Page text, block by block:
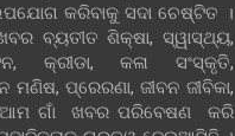
କରିବାକୁ ସଦା ଚେଷ୍ଟିତ ।
ବ୍ୟତୀତ ଶିକ୍ଷା, ସ୍ୱାସ୍ଥ୍ୟ,
କ୍ରୀଡା, କଳା ସଂସ୍କୃତି,
ପ୍ରେରଣା, ଜୀବନ ଜୀବିକା,
ଆମ ଗାଁ ଖବର ପରିବେଷଣ କରି